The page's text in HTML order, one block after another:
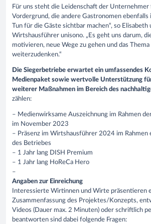
Für uns steht die Leidenschaft der
Vordergrund, die andere Gastronomen ebenfalls
Tun für die Gäste sichtbar machen“, so Elisabeth
Wirtshausführer unisono. „Es geht uns darum,
motivieren, neue Wege zu gehen und das
weiterzudenken.“
Die Siegerbetriebe erwartet ein umfassendes
Medienpaket sowie wertvolle Unterstützung
weiterer Maßnahmen im Bereich des
zählen:
– Medienwirksame Auszeichnung im Rahmen
im November 2023
– Präsenz im Wirtshausführer 2024 im Rahmen
des Betriebes
– 1 Jahr lang DISH Premium
– 1 Jahr lang HoReCa Hero
–
Angaben zur Einreichung
Interessierte Wirtinnen und Wirte präsentieren
Zusammenfassung des Projektes/Konzepts,
Videos (Dauer max. 2 Minuten) oder schriftlich
beantworten sind dabei folgende Fragen: